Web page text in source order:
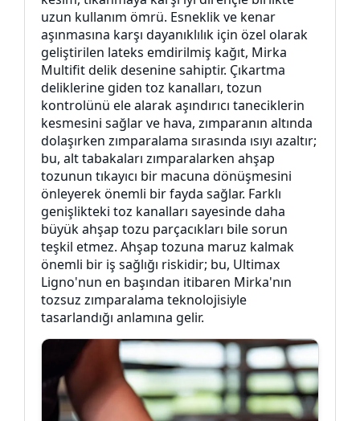
uzun kullanım ömrü. Esneklik ve kenar
aşınmasına karşı dayanıklılık için özel olarak
geliştirilen lateks emdirilmiş kağıt, Mirka
Multifit delik desenine sahiptir. Çıkartma
deliklerine giden toz kanalları, tozun
kontrolünü ele alarak aşındırıcı taneciklerin
kesmesini sağlar ve hava, zımparanın altında
dolaşırken zımparalama sırasında ısıyı azaltır;
bu, alt tabakaları zımparalarken ahşap
tozunun tıkayıcı bir macuna dönüşmesini
önleyerek önemli bir fayda sağlar. Farklı
genişlikteki toz kanalları sayesinde daha
büyük ahşap tozu parçacıkları bile sorun
teşkil etmez. Ahşap tozuna maruz kalmak
önemli bir iş sağlığı riskidir; bu, Ultimax
Ligno'nun en başından itibaren Mirka'nın
tozsuz zımparalama teknolojisiyle
tasarlandığı anlamına gelir.